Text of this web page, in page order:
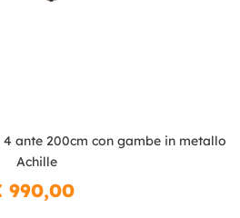
ante 200cm con gambe in metallo
Achille
990,00